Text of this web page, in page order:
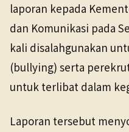
laporan kepada
dan Komunikasi pada
kali disalahgunakan
(bullying) serta
untuk terlibat dalam
Laporan tersebut